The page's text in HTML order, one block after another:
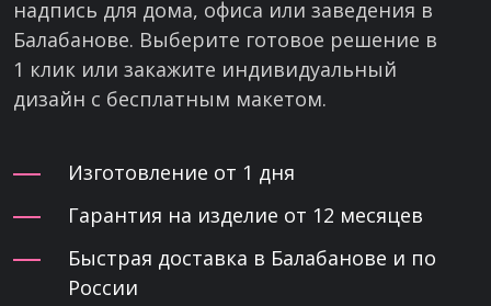
надпись для дома, офиса или заведения в
Балабанове. Выберите готовое решение в
1 клик или закажите индивидуальный
дизайн с бесплатным макетом.
Изготовление от 1 дня
Гарантия на изделие от 12 месяцев
Быстрая доставка в Балабанове и по
России